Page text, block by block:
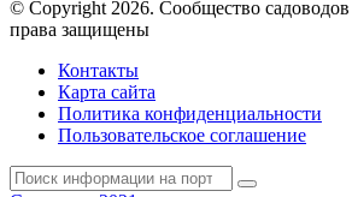
© Copyright 2026. Cообщество
права защищены
Контакты
Карта сайта
Политика конфиденциальности
Пользовательское соглашение